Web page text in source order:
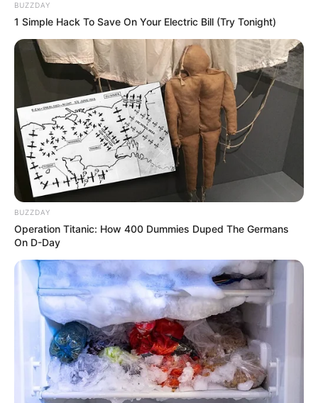
BUZZDAY
1 Simple Hack To Save On Your Electric Bill (Try Tonight)
BUZZDAY
Operation Titanic: How 400 Dummies Duped The Germans
On D-Day